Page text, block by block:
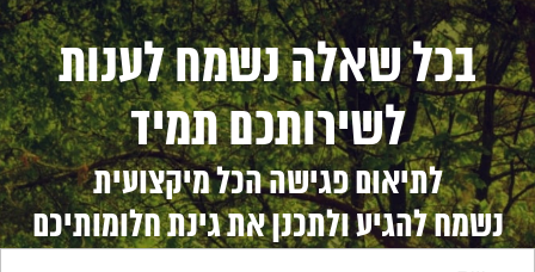
בכל שאלה נשמח לענות
לשירותכם תמיד
לתיאום פגישה הכל מיקצועית
נשמח להגיע ולתכנן את גינת חלומותיכם